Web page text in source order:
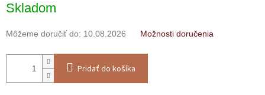
cena:
Skladom
Môžeme doručiť do: 10.08.2026 Možnosti doručenia
Pridať do košíka